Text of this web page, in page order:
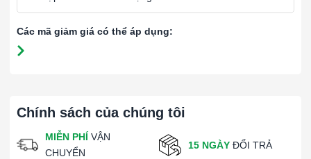
Chính sách của chúng tôi
MIỄN PHÍ VẬN
CHUYỂN
15 NGÀY ĐỔI TRẢ
Các mã giảm giá có thể áp dụng: